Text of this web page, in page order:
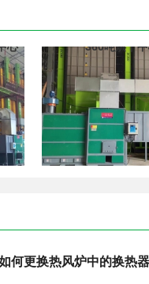
心 360吨烘干
何更换热风炉中的换热